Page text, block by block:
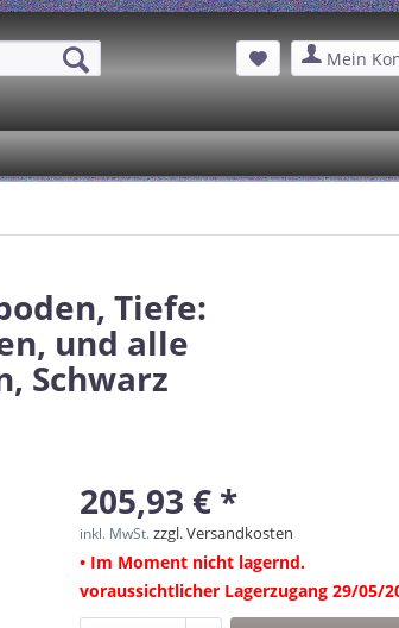
Mein
Tiefe:
und alle
Schwarz
205,93 € *
inkl. MwSt.zzgl. Versandkosten
• Im Moment nicht lagernd.
voraussichtlicher Lagerzugang 29/05/